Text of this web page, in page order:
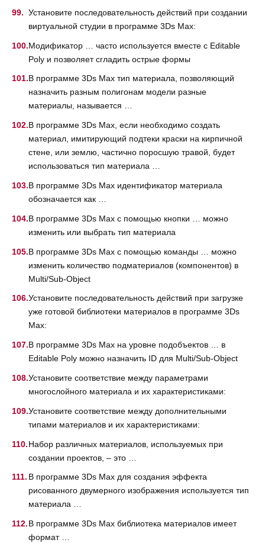
Установите последовательность действий при создании
виртуальной студии в программе 3Ds Max:
Модификатор … часто используется вместе с Editable
Poly и позволяет сгладить острые формы
В программе 3Ds Max тип материала, позволяющий
назначить разным полигонам модели разные
материалы, называется …
В программе 3Ds Max, если необходимо создать
материал, имитирующий подтеки краски на кирпичной
стене, или землю, частично поросшую травой, будет
использоваться тип материала …
В программе 3Ds Max идентификатор материала
обозначается как …
В программе 3Ds Max c помощью кнопки … можно
изменить или выбрать тип материала
В программе 3Ds Max с помощью команды … можно
изменить количество подматериалов (компонентов) в
Multi/Sub-Object
Установите последовательность действий при загрузке
уже готовой библиотеки материалов в программе 3Ds
Max:
В программе 3Ds Max на уровне подобъектов … в
Editable Poly можно назначить ID для Multi/Sub-Object
Установите соответствие между параметрами
многослойного материала и их характеристиками:
Установите соответствие между дополнительными
типами материалов и их характеристиками:
Набор различных материалов, используемых при
создании проектов, – это …
В программе 3Ds Max для создания эффекта
рисованного двумерного изображения используется тип
материала …
В программе 3Ds Max библиотека материалов имеет
формат …